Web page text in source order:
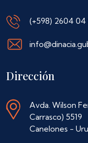
(+598) 2604 04
Dirección
Avda. Wilson
Carrasco) 5519
Canelones -